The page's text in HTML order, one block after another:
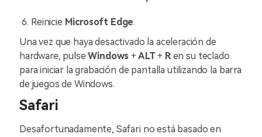
Reinicie Microsoft Edge.
Una vez que haya desactivado la aceleración de
hardware, pulseWindows + ALT + Ren su teclado
para iniciar la grabación de pantalla utilizando la barra
de juegos de Windows.
Safari
Desafortunadamente, Safari no está basado en